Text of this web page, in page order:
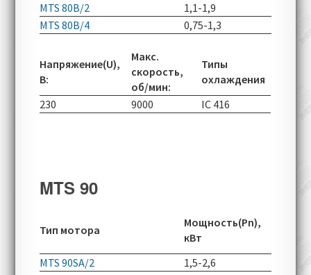
MTS 80B/2
1,1-1,9
MTS 80B/4
0,75-1,3
Напряжение(U),
В:
Макс.
скорость,
об/мин:
Типы
охлаждения
230
9000 IC 416
MTS 90
Тип мотора
Мощность(Pn),
кВт
MTS 90SA/2
1,5-2,6